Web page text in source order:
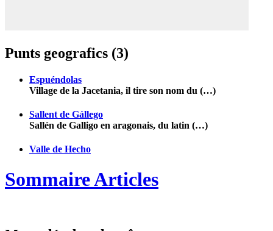
Punts geografics (3)
Espuéndolas
Village de la Jacetania, il tire son nom du (…)
Sallent de Gállego
Sallén de Galligo en aragonais, du latin (…)
Valle de Hecho
Sommaire Articles